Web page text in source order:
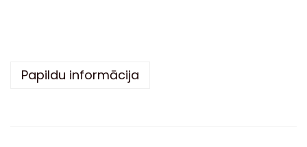
Papildu informācija